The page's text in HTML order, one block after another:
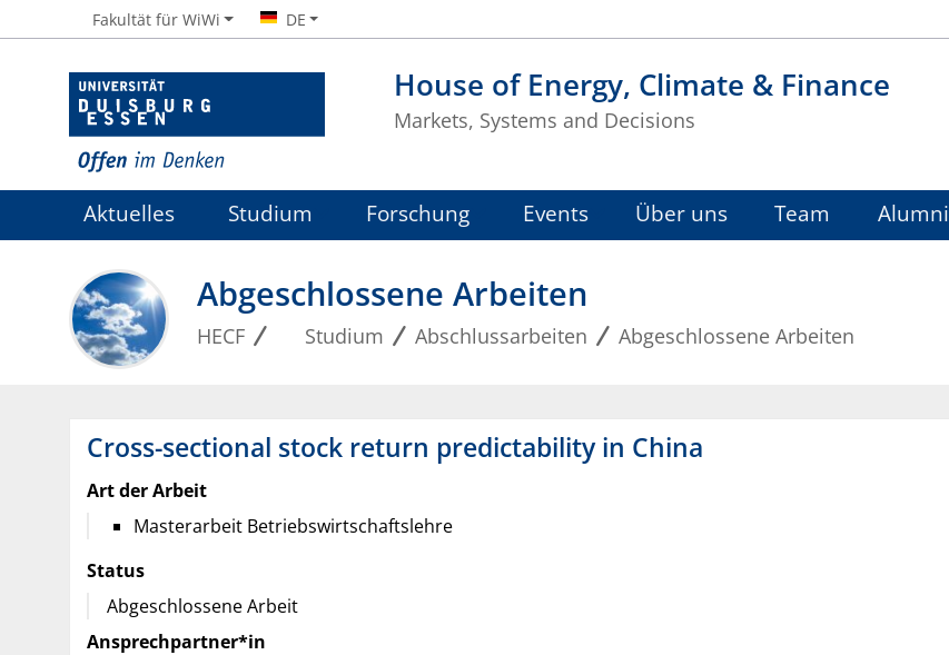
House of Energy, Climate & Finance
Markets, Systems and Decisions
Fakultät für WiWi DE
Aktuelles Studium Forschung Events Über uns Team Alumni
Abgeschlossene Arbeiten
HECF Studium Abschlussarbeiten Abgeschlossene Arbeiten
Cross-sectional stock return predictability in China
Art der Arbeit
Masterarbeit Betriebswirtschaftslehre
Status
Abgeschlossene Arbeit
Ansprechpartner*in